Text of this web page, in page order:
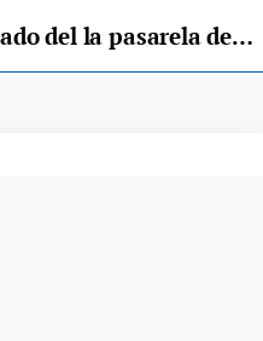
El PP denuncia el mal estado del la pasarela del Carbayu, en Lugones